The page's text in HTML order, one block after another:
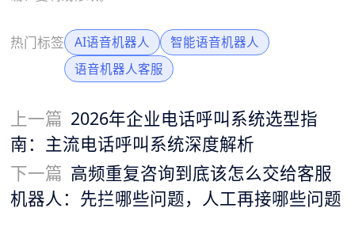
热门标签 AI语音机器人
智能语音机器人
语音机器人客服
上一篇 2026年企业电话呼叫系统选型指
南：主流电话呼叫系统深度解析
下一篇 高频重复咨询到底该怎么交给客服
机器人：先拦哪些问题，人工再接哪些问题